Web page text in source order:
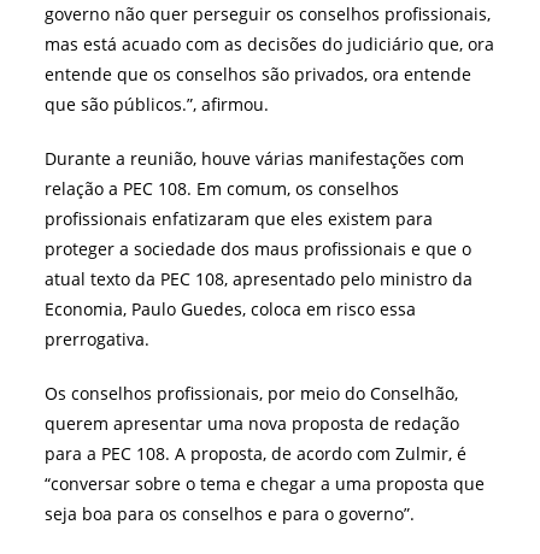
governo não quer perseguir os conselhos profissionais,
mas está acuado com as decisões do judiciário que, ora
entende que os conselhos são privados, ora entende
que são públicos.”, afirmou.
Durante a reunião, houve várias manifestações com
relação a PEC 108. Em comum, os conselhos
profissionais enfatizaram que eles existem para
proteger a sociedade dos maus profissionais e que o
atual texto da PEC 108, apresentado pelo ministro da
Economia, Paulo Guedes, coloca em risco essa
prerrogativa.
Os conselhos profissionais, por meio do Conselhão,
querem apresentar uma nova proposta de redação
para a PEC 108. A proposta, de acordo com Zulmir, é
“conversar sobre o tema e chegar a uma proposta que
seja boa para os conselhos e para o governo”.